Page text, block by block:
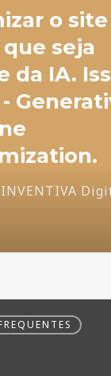
o site
seja
da IA.
-